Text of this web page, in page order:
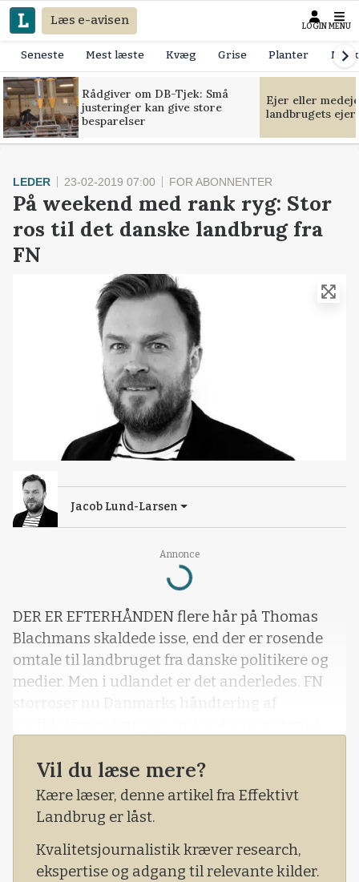
Læs e-avisen LOGIN MENU
Seneste Mest læste Kvæg Grise Planter
Rådgiver om DB-Tjek: Små
justeringer kan give store
besparelser
Ejer eller
landbrugets
Annonce
Loading...
LEDER 23-02-2019 07:00 FOR ABONNENTER
På weekend med rank ryg: Stor
ros til det danske landbrug fra
FN
Jacob Lund-Larsen
DER ER EFTERHÅNDEN flere hår på Thomas
Blachmans skaldede isse, end der er rosende
omtale til landbruget fra danske politikere og
medier. Men i udlandet er det anderledes. FN
storroser nu Danmarks håndtering af
FAKTA ER, AT antibiotikaforbruget er faldet lige
siden 2009. Det er langt fra det indtryk, man får
i danske medier eller når man hører en
politiker udtale sig. Igen og igen f
Vil du læse mere?
Kære læser, denne artikel fra Effektivt
Landbrug er låst.
Kvalitetsjournalistik kræver research,
ekspertise og adgang til relevante kilder.